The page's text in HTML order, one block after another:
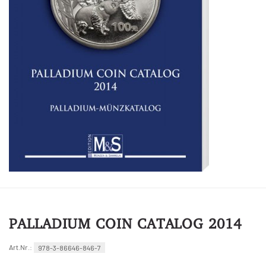
PALLADIUM COIN CATALOG 2014
Art.Nr.: 978-3-86646-846-7